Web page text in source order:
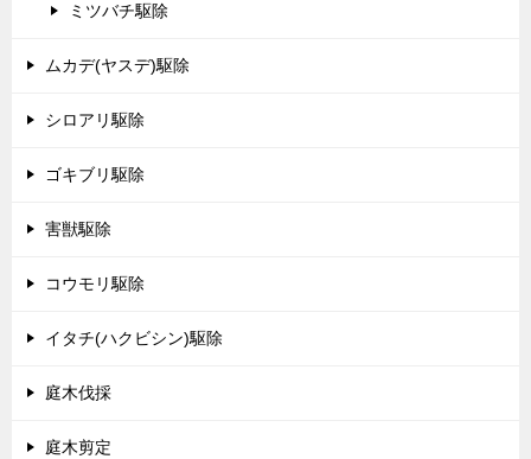
ミツバチ駆除
ムカデ(ヤスデ)駆除
シロアリ駆除
ゴキブリ駆除
害獣駆除
コウモリ駆除
イタチ(ハクビシン)駆除
庭木伐採
庭木剪定